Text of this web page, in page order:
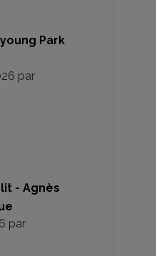
Park
par
- Agnès
par